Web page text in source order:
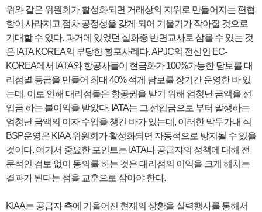
위와 같은 위원회가 활성화되면 거래상의 지위로 만들어지는 편협
함이 사라지고 점차 공정성을 갖게 되어 기울기가 작아질 것으로
기대할 수 있다. 과거에 있었던 실화중 반면교사로 삼을 수 있는 것
은 IATA KOREA의 부당한 횡포사례다. APJC의 전신인 EC-
KOREA에서 IATA와 항공사들이 현금화가 100%가능한 담보를 대
리점별 등급을 만들어 최대 40% 적게 담보를 장기간 운영한 바 있
는데, 이로 인해 대리점들은 항공권을 받기 위해 엄청난 금액을 선
입금 하는 불이익을 받았다. IATA는 그 선입금으로 부터 발생하는
엄청난 금액의 이자 수입을 챙긴 바가 있는데, 이러한 막무가내 식
BSP운영은 KIAA 위원회가 활성화되면 자동적으로 방지될 수 있을
것이다. 여기서 중요한 포인트는 IATA나 공급자의 정책에 대해 전
문적인 검토 없이 동의를 하는 것은 대리점의 이익을 크게 해치는
결과가 된다는 점을 교훈으로 삼아야 한다.
KIAA는 공급자 측에 기울어진 현재의 상황을 실력행사를 통해서